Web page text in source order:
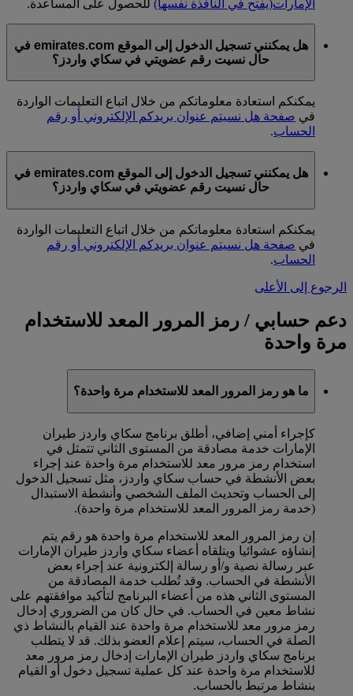
الإمارات(يفتح في النافذة نفسها) للحصول على المساعدة.
هل يمكنني تسجيل الدخول إلى الموقع emirates.com في
حال نسيت رقم عضويتي في سكاي واردز؟
يمكنكم استعادة معلوماتكم من خلال اتباع التعليمات الواردة
في صفحة هل نسيتم عنوان بريدكم الإلكتروني أو رقم
الحساب.
هل يمكنني تسجيل الدخول إلى الموقع emirates.com في
حال نسيت رقم عضويتي في سكاي واردز؟
يمكنكم استعادة معلوماتكم من خلال اتباع التعليمات الواردة
في صفحة هل نسيتم عنوان بريدكم الإلكتروني أو رقم
الحساب.
الرجوع إلى الأعلى
دعم حسابي / رمز المرور المعد للاستخدام
مرة واحدة
ما هو رمز المرور المعد للاستخدام مرة واحدة؟
كإجراء أمني إضافي، أطلق برنامج سكاي واردز طيران
الإمارات خدمة مصادقة من المستوى الثاني تتمثل في
استخدام رمز مرور معد للاستخدام مرة واحدة عند إجراء
بعض الأنشطة في حساب سكاي واردز، مثل تسجيل الدخول
إلى الحساب وتحديث الملف الشخصي وأنشطة الاستبدال
(خدمة رمز المرور المعد للاستخدام مرة واحدة).
إن رمز المرور المعد للاستخدام مرة واحدة هو رقم يتم
إنشاؤه عشوائيا ويتلقاه أعضاء سكاي واردز طيران الإمارات
عبر رسالة نصية و/أو رسالة إلكترونية عند إجراء بعض
الأنشطة في الحساب. وقد تُطلب خدمة المصادقة من
المستوى الثاني هذه من أعضاء البرنامج لتأكيد موافقتهم على
نشاط معين في الحساب. في حال كان من الضروري إدخال
رمز مرور معد للاستخدام مرة واحدة عند القيام بالنشاط ذي
الصلة في الحساب، سيتم إعلام العضو بذلك. قد لا يتطلب
برنامج سكاي واردز طيران الإمارات إدخال رمز مرور معد
للاستخدام مرة واحدة عند كل عملية تسجيل دخول أو القيام
بنشاط مرتبط بالحساب.